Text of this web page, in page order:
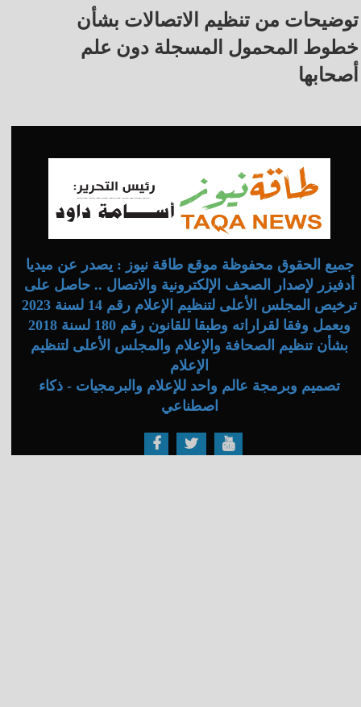
توضيحات من تنظيم الاتصالات بشأن
خطوط المحمول المسجلة دون علم
أصحابها
جميع الحقوق محفوظة موقع طاقة نيوز : يصدر عن ميديا
أدفيزر لإصدار الصحف الإلكترونية والاتصال .. حاصل على
ترخيص المجلس الأعلى لتنظيم الإعلام رقم 14 لسنة 2023
ويعمل وفقا لقراراته وطبقا للقانون رقم 180 لسنة 2018
بشأن تنظيم الصحافة والإعلام والمجلس الأعلى لتنظيم
الإعلام
تصميم وبرمجة عالم واحد للإعلام والبرمجيات - ذكاء
اصطناعي